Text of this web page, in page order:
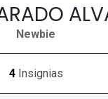
Newbie
4 Insignias